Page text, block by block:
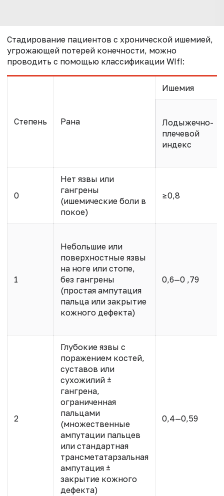
Стадирование пациентов с хронической ишемией,
угрожающей потерей конечности, можно
проводить с помощью классификации WIfI:
Степень Рана
Ишемия
Лодыжечно-
плечевой
индекс
0
Нет язвы или
гангрены
(ишемические боли в
покое)
≥0,8
1
Небольшие или
поверхностные язвы
на ноге или стопе,
без гангрены
(простая ампутация
пальца или закрытие
кожного дефекта)
0,6—0 ,79
2
Глубокие язвы с
поражением костей,
суставов или
сухожилий ±
гангрена,
ограниченная
пальцами
(множественные
ампутации пальцев
или стандартная
трансметатарзальная
ампутация ±
закрытие кожного
дефекта)
0,4—0,59